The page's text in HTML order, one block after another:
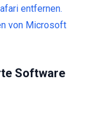
entfernen.
von Microsoft
Software